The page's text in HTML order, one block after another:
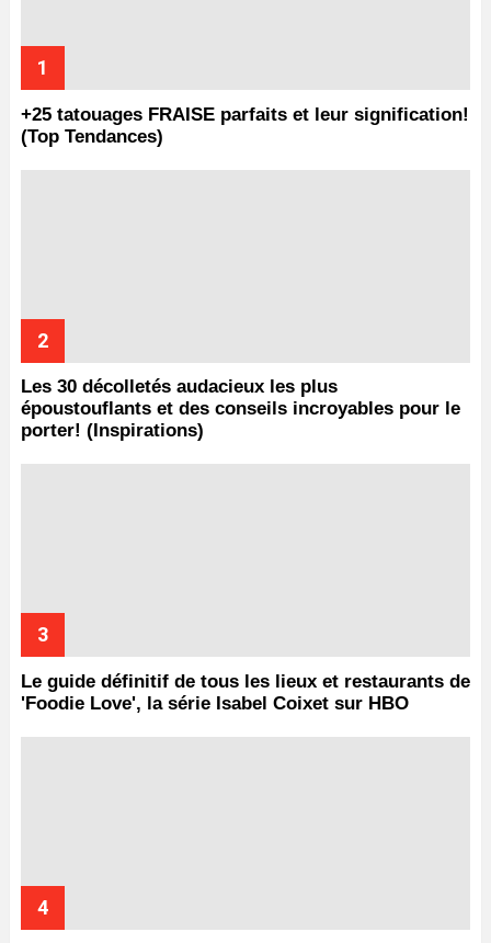
+25 tatouages ​​FRAISE parfaits et leur signification!
(Top Tendances)
Les 30 décolletés audacieux les plus
époustouflants et des conseils incroyables pour le
porter! (Inspirations)
Le guide définitif de tous les lieux et restaurants de
'Foodie Love', la série Isabel Coixet sur HBO